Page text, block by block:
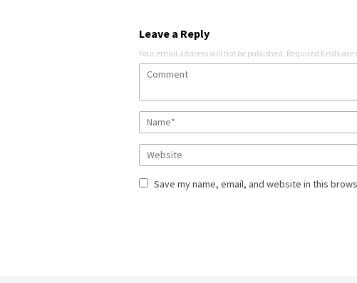
Leave a Reply
Your email address will not be published. Required fields are
Save my name, email, and website in this